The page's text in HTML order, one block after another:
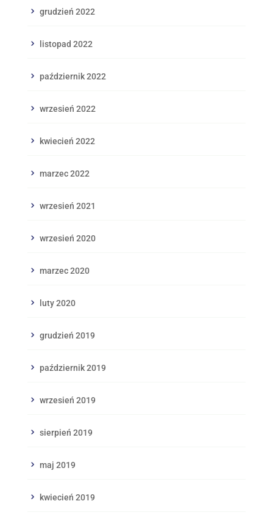
grudzień 2022
listopad 2022
październik 2022
wrzesień 2022
kwiecień 2022
marzec 2022
wrzesień 2021
wrzesień 2020
marzec 2020
luty 2020
grudzień 2019
październik 2019
wrzesień 2019
sierpień 2019
maj 2019
kwiecień 2019